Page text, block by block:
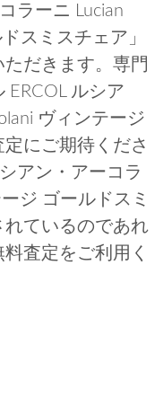
ラーニ Lucian
スミスチェア」
だきます。専門
ルシア
ヴィンテージ
にご期待くださ
アン・アーコラ
ジ ゴールドスミ
れているのであれ
査定をご利用く